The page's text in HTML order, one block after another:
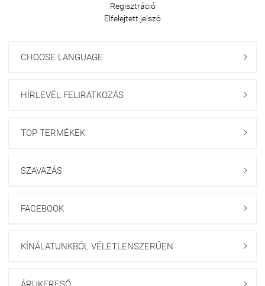
Regisztráció
Elfelejtett jelszó
CHOOSE LANGUAGE 
HÍRLEVÉL FELIRATKOZÁS 
TOP TERMÉKEK 
SZAVAZÁS 
FACEBOOK 
KÍNÁLATUNKBÓL VÉLETLENSZERŰEN 
